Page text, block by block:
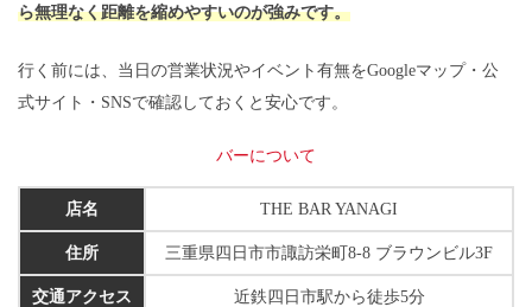
ら無理なく距離を縮めやすいのが強みです。
行く前には、当日の営業状況やイベント有無をGoogleマップ・公
式サイト・SNSで確認しておくと安心です。
バーについて
店名 THE BAR YANAGI
住所 三重県四日市市諏訪栄町8-8 ブラウンビル3F
交通アクセス 近鉄四日市駅から徒歩5分